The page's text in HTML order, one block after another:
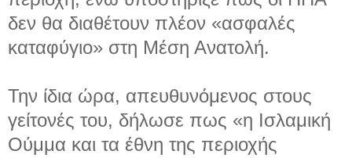
δεν θα διαθέτουν πλέον «ασφαλές
καταφύγιο» στη Μέση Ανατολή.
Την ίδια ώρα, απευθυνόμενος στους
γείτονές του, δήλωσε πως «η Ισλαμική
Ούμμα και τα έθνη της περιοχής